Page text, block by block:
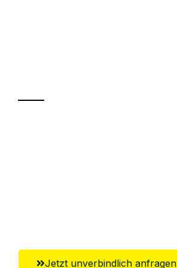
Jetzt unverbindlich anfragen